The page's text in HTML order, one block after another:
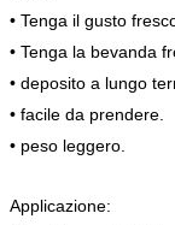
• Tenga il gusto
• Tenga la bevanda
• deposito a lungo
• facile da prendere.
• peso leggero.
Applicazione: